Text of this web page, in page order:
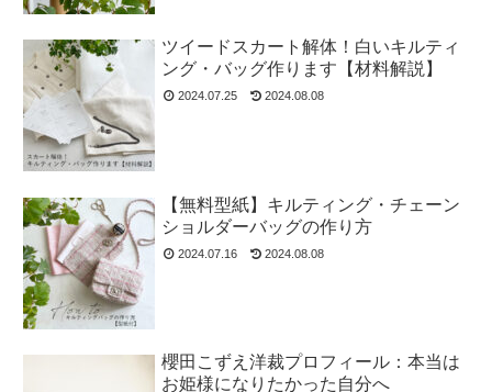
ツイードスカート解体！白いキルティ
ング・バッグ作ります【材料解説】
2024.07.25 2024.08.08
【無料型紙】キルティング・チェーン
ショルダーバッグの作り方
2024.07.16 2024.08.08
櫻田こずえ洋裁プロフィール：本当は
お姫様になりたかった自分へ